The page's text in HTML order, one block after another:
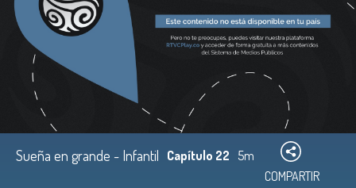
Sueña en grande - Infantil Capítulo 22 5m
COMPARTIR